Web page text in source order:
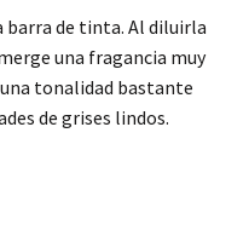
barra de tinta. Al diluirla
una fragancia muy
tonalidad bastante
de grises lindos.